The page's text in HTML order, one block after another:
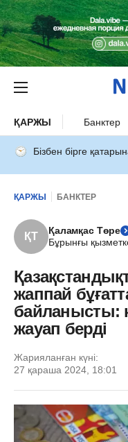
ҚАРЖЫ Банктер
Бізбен бірге
ҚАРЖЫ БАНКТЕР
ҚТ
Қаламқас Төре
Бұрынғы
жаппай
байланысты:
жауап берді
Жарияланған күні:
27 қараша 2024, 18:01